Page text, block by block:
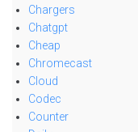
Chargers
Chatgpt
Cheap
Chromecast
Cloud
Codec
Counter